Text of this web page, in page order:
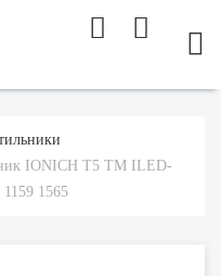
IONICH Т5 ТМ ILED-
1565